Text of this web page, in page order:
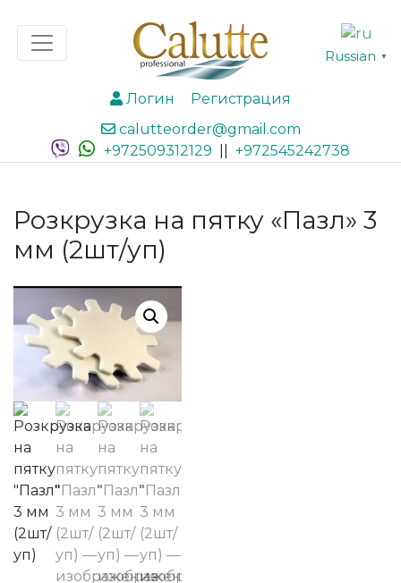
Логин
Регистрация
calutteorder@gmail.com
+972509312129
+972545242738
Russian ▼
Розкрузка на пятку «Пазл» 3
мм (2шт/уп)